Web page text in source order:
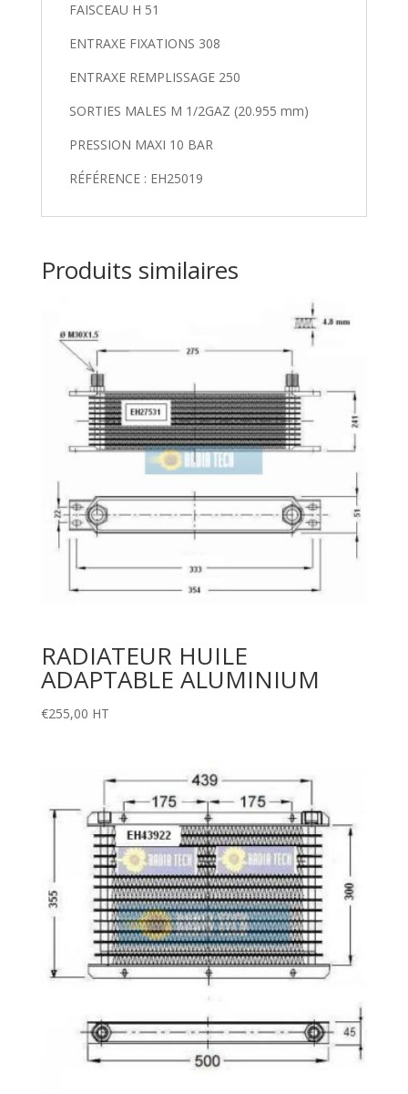
FAISCEAU H 51
ENTRAXE FIXATIONS 308
ENTRAXE REMPLISSAGE 250
SORTIES MALES M 1/2GAZ (20.955 mm)
PRESSION MAXI 10 BAR
RÉFÉRENCE : EH25019
Produits similaires
RADIATEUR HUILE
ADAPTABLE ALUMINIUM
€255,00 HT